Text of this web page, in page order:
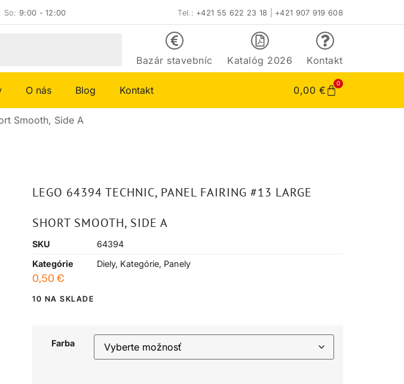
, So:9:00 - 12:00 Tel.: +421 55 622 23 18 +421 907 919 608
Bazár stavebníc Katalóg 2026 Kontakt
O nás Blog Kontakt 0,00 €
0
Smooth, Side A
LEGO 64394 TECHNIC, PANEL FAIRING #13 LARGE
SHORT SMOOTH, SIDE A
SKU
64394
Kategórie
Diely, Kategórie, Panely
0,50 €
10 NA SKLADE
Farba